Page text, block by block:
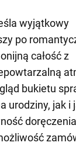
wyjątkowy
po
całość z
bukietu
urodziny, jak i